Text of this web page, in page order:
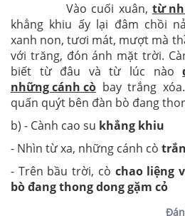
Vào cuối xuân, từ
khẳng khiu ấy lại đâm chồi
xanh non, tươi mát, mượt mà
với trăng, đón ánh mặt trời.
biết từ đâu và từ lúc nào
những cánh cò bay trắng
quấn quýt bên đàn bò đang
b) - Cành cao su khẳng khiu
- Nhìn từ xa, những cánh cò
- Trên bầu trời, cò chao liệng
bò đang thong dong gặm cỏ